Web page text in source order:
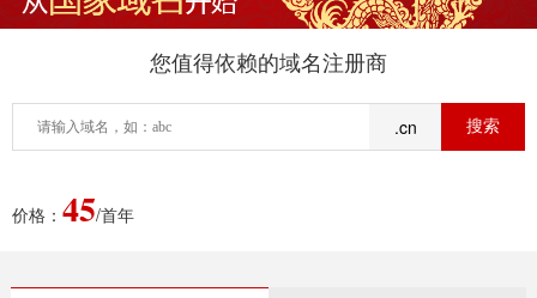
您值得依赖的域名注册商
.cn
价格： 45/首年